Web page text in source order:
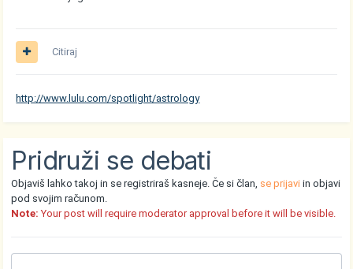
Citiraj
http://www.lulu.com/spotlight/astrology
Pridruži se debati
Objaviš lahko takoj in se registriraš kasneje. Če si član, se prijavi in objavi
pod svojim računom.
Note: Your post will require moderator approval before it will be visible.